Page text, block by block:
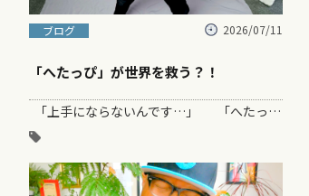
ブログ 2026/07/11
「へたっぴ」が世界を救う？！
「上手にならないんです…」 「へたっぴなんです…」 「早くうまくなりたい…